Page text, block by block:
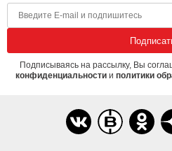
Подписываясь на рассылку, Вы
конфиденциальностии политики